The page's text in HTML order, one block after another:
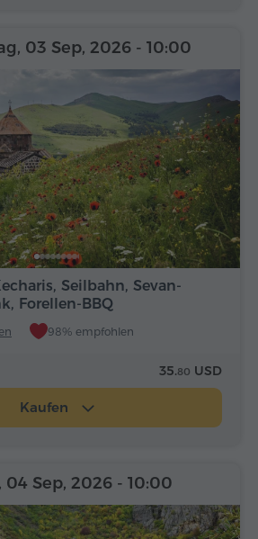
Seilbahn, Sevan-
Forellen-BBQ
98% empfohlen
03 Sep, 2026 - 10:00
35.80 USD
Kaufen
04 Sep, 2026 - 10:00